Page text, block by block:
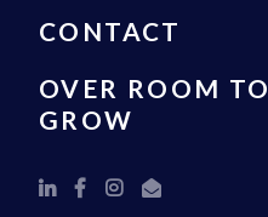
CONTACT
OVER ROOM TO
GROW